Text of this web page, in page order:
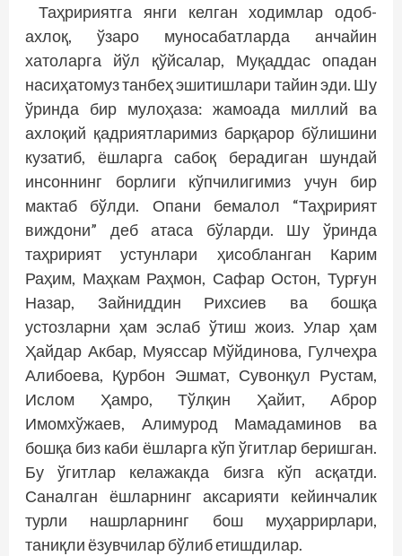
Таҳририятга янги келган ходимлар одоб-
ахлоқ, ўзаро муносабатларда анчайин
хатоларга йўл қўйсалар, Муқаддас опадан
насиҳатомуз танбеҳ эшитишлари тайин эди. Шу
ўринда бир мулоҳаза: жамоада миллий ва
ахлоқий қадриятларимиз барқарор бўлишини
кузатиб, ёшларга сабоқ берадиган шундай
инсоннинг борлиги кўпчилигимиз учун бир
мактаб бўлди. Опани бемалол “Таҳририят
виждони” деб атаса бўларди. Шу ўринда
таҳририят устунлари ҳисобланган Карим
Раҳим, Маҳкам Раҳмон, Сафар Остон, Турғун
Назар, Зайниддин Рихсиев ва бошқа
устозларни ҳам эслаб ўтиш жоиз. Улар ҳам
Ҳайдар Акбар, Муяссар Мўйдинова, Гулчеҳра
Алибоева, Қурбон Эшмат, Сувонқул Рустам,
Ислом Ҳамро, Тўлқин Ҳайит, Аброр
Имомхўжаев, Алимурод Мамадаминов ва
бошқа биз каби ёшларга кўп ўгитлар беришган.
Бу ўгитлар келажакда бизга кўп асқатди.
Саналган ёшларнинг аксарияти кейинчалик
турли нашрларнинг бош муҳаррирлари,
таниқли ёзувчилар бўлиб етишдилар.